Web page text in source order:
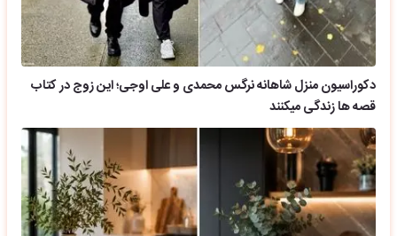
دکوراسیون منزل شاهانه نرگس محمدی و علی اوجی؛ این زوج در کتاب
قصه ها زندگی میکنند